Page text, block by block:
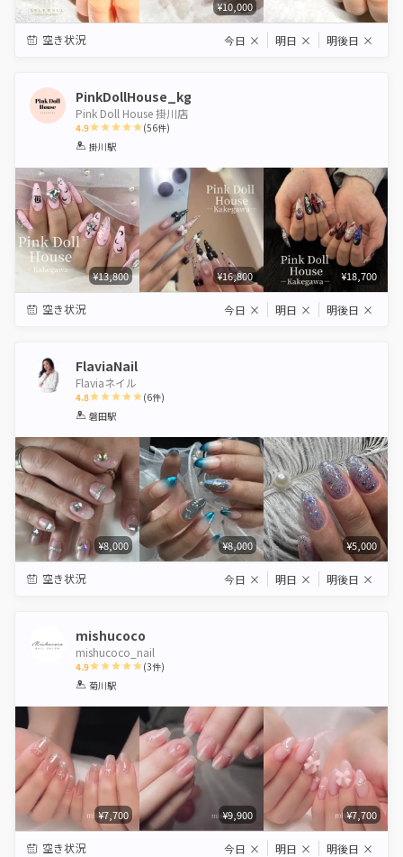
¥10,000
空き状況 今日 × 明日 × 明後日 ×
PinkDollHouse_kg
Pink Doll House 掛川店
4.9
1 2 3
(56件)
掛川駅
¥13,800 ¥16,800 ¥18,700
空き状況 今日 × 明日 × 明後日 ×
FlaviaNail
Flaviaネイル
4.8
1 2 3
(6件)
磐田駅
¥8,000 ¥8,000 ¥5,000
空き状況 今日 × 明日 × 明後日 ×
mishucoco
mishucoco_nail
4.9
1 2 3
(3件)
菊川駅
¥7,700 ¥9,900 ¥7,700
空き状況 今日 × 明日 × 明後日 ×